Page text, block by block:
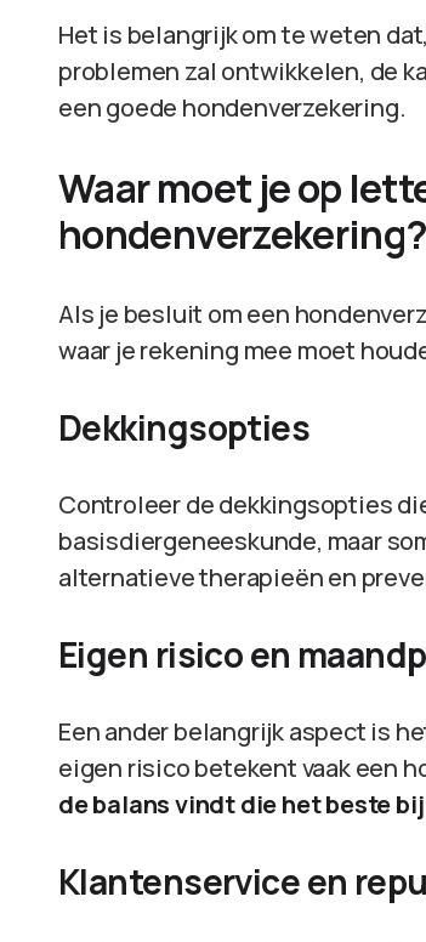
Het is belangrijk om te weten
problemen zal ontwikkelen, de
een goede hondenverzekering.
Waar moet je op
hondenverzekering?
Als je besluit om een
waar je rekening mee moet
Dekkingsopties
Controleer de dekkingsopties
basisdiergeneeskunde, maar
alternatieve therapieën en
Eigen risico en
Een ander belangrijk aspect is
eigen risico betekent vaak een
de balans vindt die het beste
Klantenservice en